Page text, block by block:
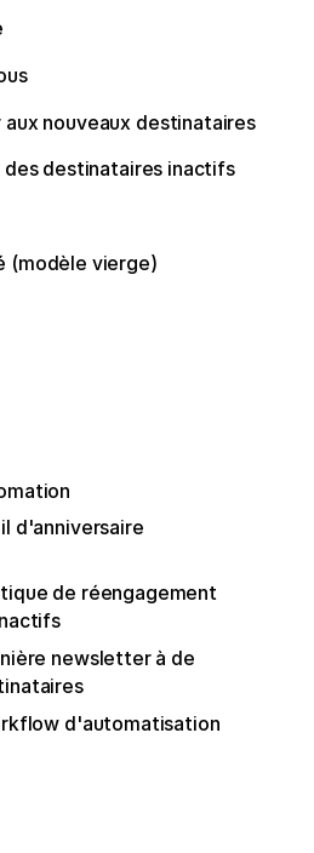
nouveaux destinataires
des destinataires inactifs
(modèle vierge)
d'anniversaire
de réengagement
newsletter à de
d'automatisation